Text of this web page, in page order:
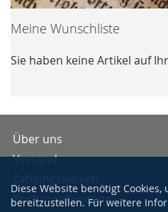
Meine Wunschliste
Sie haben keine Artikel auf
Über uns
Versand
Buchpreisbindung
Diese Website benötigt Cookies,
bereitzustellen. Für weitere